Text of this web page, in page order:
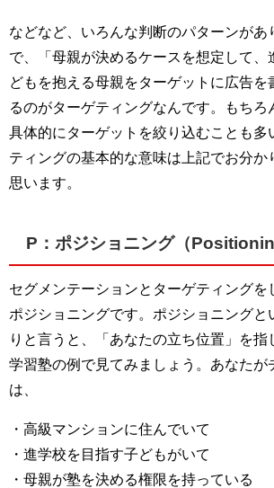
などなど、いろんな判断のパターンがあ
で、「母親が決めるケースを想定して、
どもを抱える母親をターゲットに広告を
るのがターゲティングなんです。もちろ
具体的にターゲットを絞り込むことも多
ティングの基本的な意味は上記でお分か
思います。
P：ポジショニング（
セグメンテーションとターゲティングを
ポジショニングです。ポジショニングと
りと言うと、「あなたの立ち位置」を指
学習塾の例で見てみましょう。あなたが
は、
・高級マンションに住んでいて
・進学校を目指す子どもがいて
・母親が塾を決める権限を持っている